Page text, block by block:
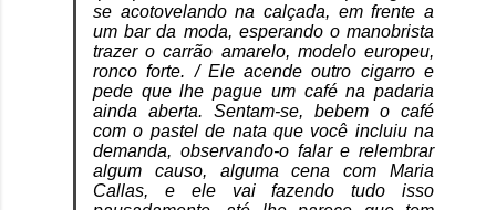
se acotovelando na calçada, em frente a
um bar da moda, esperando o manobrista
trazer o carrão amarelo, modelo europeu,
ronco forte. / Ele acende outro cigarro e
pede que lhe pague um café na padaria
ainda aberta. Sentam-se, bebem o café
com o pastel de nata que você incluiu na
demanda, observando-o falar e relembrar
algum causo, alguma cena com Maria
Callas, e ele vai fazendo tudo isso